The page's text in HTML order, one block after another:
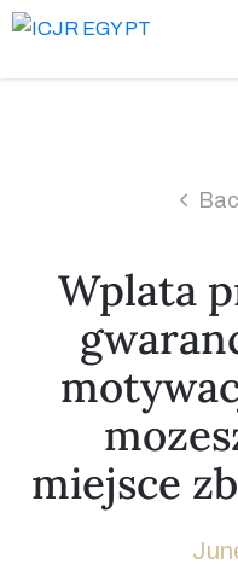
Chairmen
Scientific
Cadaver
Wplata
miejsce